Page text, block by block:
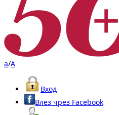
a/A
Вход
Влез чрез Facebook